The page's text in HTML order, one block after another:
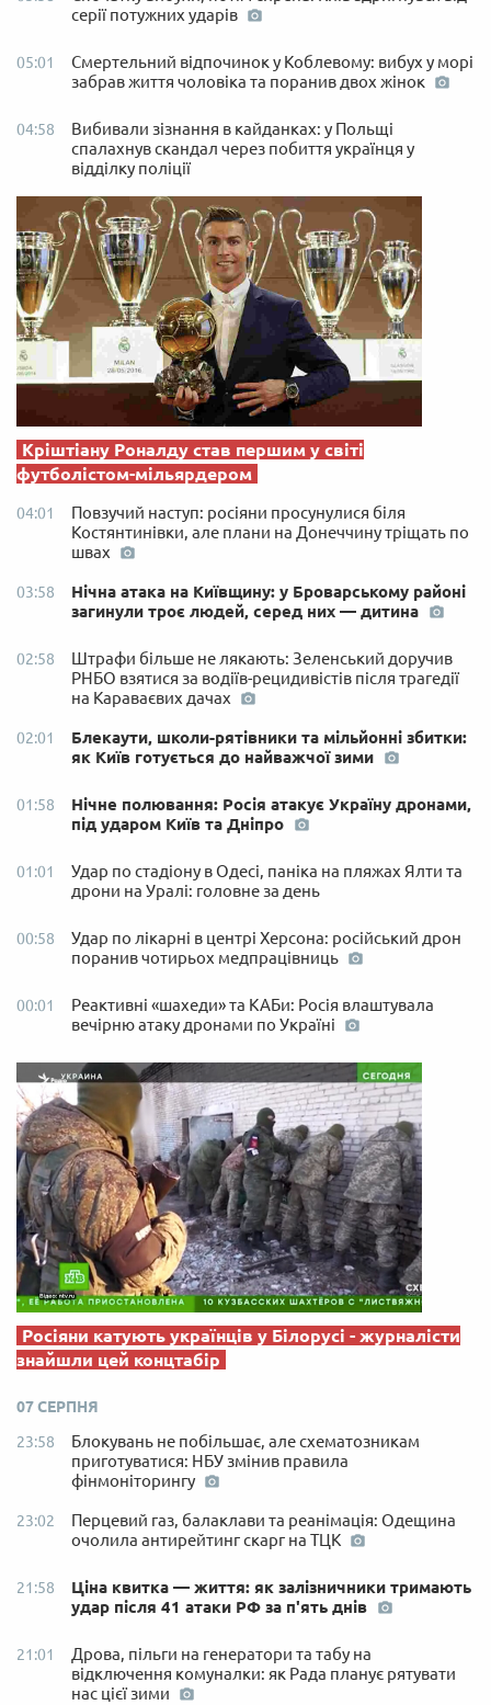
серії потужних ударів
05:01
Смертельний відпочинок у Коблевому: вибух у морі
забрав життя чоловіка та поранив двох жінок
04:58
Вибивали зізнання в кайданках: у Польщі
спалахнув скандал через побиття українця у
відділку поліції
Кріштіану Роналду став першим у світі
футболістом-мільярдером
04:01
Повзучий наступ: росіяни просунулися біля
Костянтинівки, але плани на Донеччину тріщать по
швах
03:58
Нічна атака на Київщину: у Броварському районі
загинули троє людей, серед них — дитина
02:58
Штрафи більше не лякають: Зеленський доручив
РНБО взятися за водіїв-рецидивістів після трагедії
на Караваєвих дачах
02:01
Блекаути, школи-рятівники та мільйонні збитки:
як Київ готується до найважчої зими
01:58
Нічне полювання: Росія атакує Україну дронами,
під ударом Київ та Дніпро
01:01
Удар по стадіону в Одесі, паніка на пляжах Ялти та
дрони на Уралі: головне за день
00:58
Удар по лікарні в центрі Херсона: російський дрон
поранив чотирьох медпрацівниць
00:01
Реактивні «шахеди» та КАБи: Росія влаштувала
вечірню атаку дронами по Україні
Росіяни катують українців у Білорусі - журналісти
знайшли цей концтабір
07 СЕРПНЯ
23:58
Блокувань не побільшає, але схематозникам
приготуватися: НБУ змінив правила
фінмоніторингу
23:02
Перцевий газ, балаклави та реанімація: Одещина
очолила антирейтинг скарг на ТЦК
21:58
Ціна квитка — життя: як залізничники тримають
удар після 41 атаки РФ за п'ять днів
21:01
Дрова, пільги на генератори та табу на
відключення комуналки: як Рада планує рятувати
нас цієї зими